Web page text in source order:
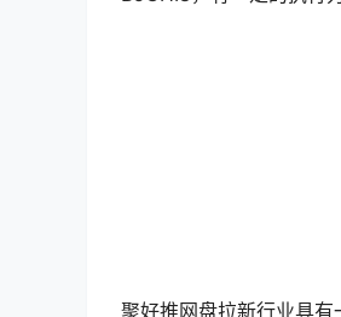
聚好推网盘拉新行业具